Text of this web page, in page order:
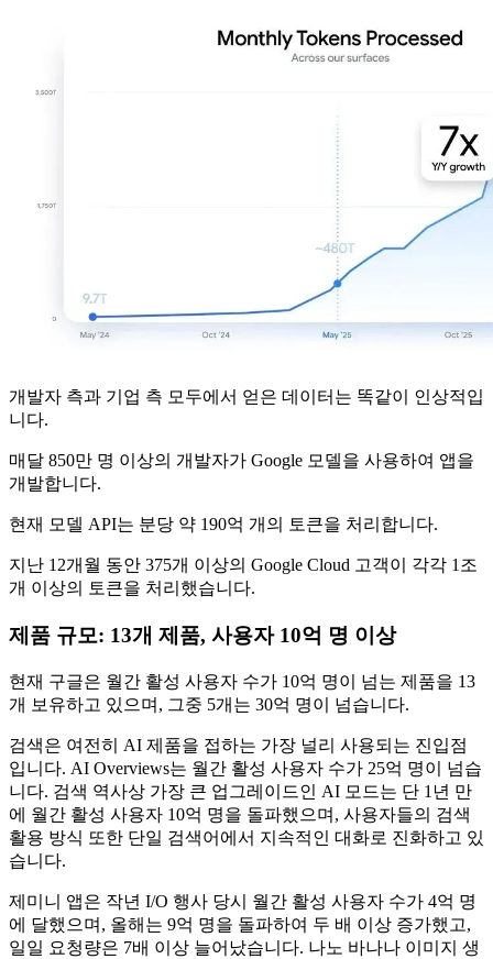
개발자 측과 기업 측 모두에서 얻은 데이터는 똑같이 인상적입
니다.
매달 850만 명 이상의 개발자가 Google 모델을 사용하여 앱을
개발합니다.
현재 모델 API는 분당 약 190억 개의 토큰을 처리합니다.
지난 12개월 동안 375개 이상의 Google Cloud 고객이 각각 1조
개 이상의 토큰을 처리했습니다.
제품 규모: 13개 제품, 사용자 10억 명 이상
현재 구글은 월간 활성 사용자 수가 10억 명이 넘는 제품을 13
개 보유하고 있으며, 그중 5개는 30억 명이 넘습니다.
검색은 여전히 ​​AI 제품을 접하는 가장 널리 사용되는 진입점
입니다. AI Overviews는 월간 활성 사용자 수가 25억 명이 넘습
니다. 검색 역사상 가장 큰 업그레이드인 AI 모드는 단 1년 만
에 월간 활성 사용자 10억 명을 돌파했으며, 사용자들의 검색
활용 방식 또한 단일 검색어에서 지속적인 대화로 진화하고 있
습니다.
제미니 앱은 작년 I/O 행사 당시 월간 활성 사용자 수가 4억 명
에 달했으며, 올해는 9억 명을 돌파하여 두 배 이상 증가했고,
일일 요청량은 7배 이상 늘어났습니다. 나노 바나나 이미지 생